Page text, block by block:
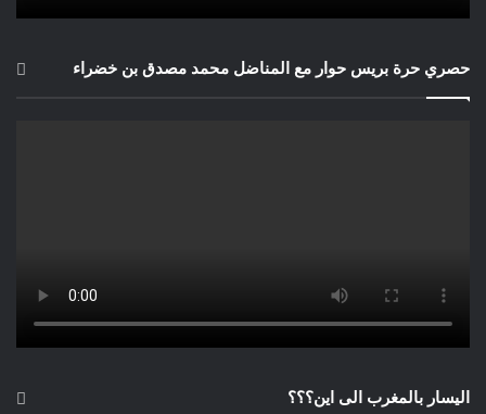
حصري حرة بريس حوار مع المناضل محمد مصدق بن خضراء
اليسار بالمغرب الى اين؟؟؟